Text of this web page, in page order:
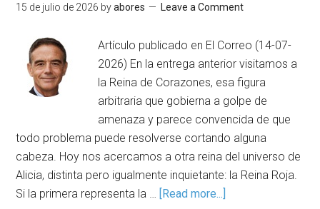
15 de julio de 2026 byabores Leave a Comment
Artículo publicado en El Correo (14-07-
2026) En la entrega anterior visitamos a
la Reina de Corazones, esa figura
arbitraria que gobierna a golpe de
amenaza y parece convencida de que
todo problema puede resolverse cortando alguna
cabeza. Hoy nos acercamos a otra reina del universo de
Alicia, distinta pero igualmente inquietante: la Reina Roja.
Si la primera representa la … [Read more...]